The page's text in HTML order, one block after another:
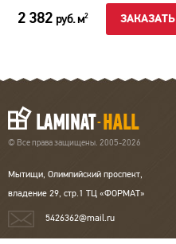
2 382 руб. м2 ЗАКАЗАТЬ
© Все права защищены. 2005-2026
Мытищи, Олимпийский проспект,
владение 29, стр.1 ТЦ «ФОРМАТ»
5426362@mail.ru